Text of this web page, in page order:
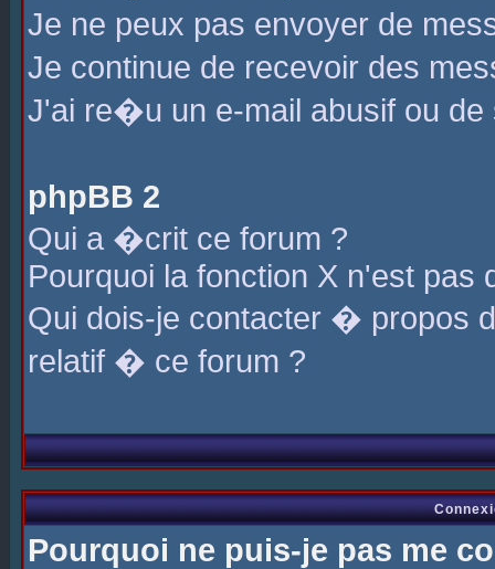
Je ne peux pas envoyer de
Je continue de recevoir des
J'ai re�u un e-mail abusif ou de
phpBB 2
Qui a �crit ce forum ?
Pourquoi la fonction X n'est pas
Qui dois-je contacter � propos
relatif � ce forum ?
Pourquoi ne puis-je pas me